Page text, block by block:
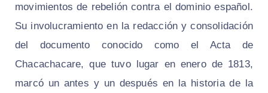
movimientos de rebelión contra el dominio español.
Su involucramiento en la redacción y consolidación
del documento conocido como el Acta de
Chacachacare, que tuvo lugar en enero de 1813,
marcó un antes y un después en la historia de la